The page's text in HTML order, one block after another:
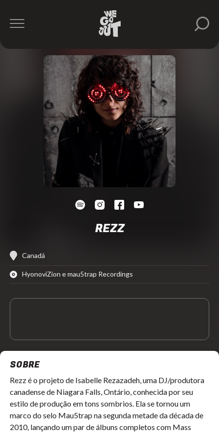
REZZ
Canadá
HyonoviZion e mau5trap Recordings
SOBRE
Rezz é o projeto de Isabelle Rezazadeh, uma DJ/produtora
canadense de Niagara Falls, Ontário, conhecida por seu
estilo de produção em tons sombrios. Ela se tornou um
marco do selo Mau5trap na segunda metade da década de
2010, lançando um par de álbuns completos com Mass